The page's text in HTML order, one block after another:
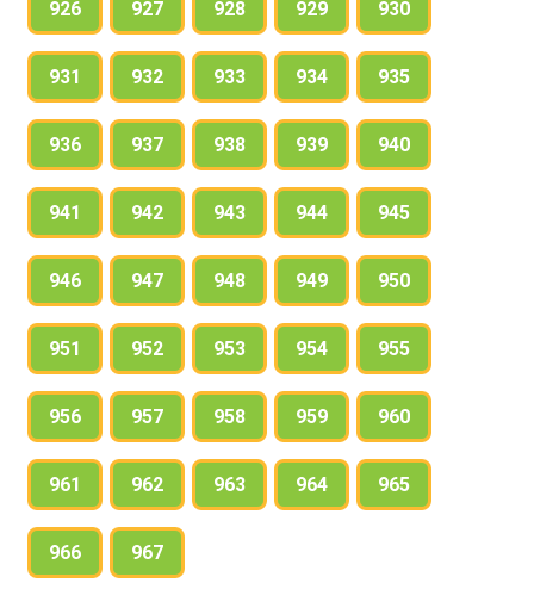
926 927 928 929 930
931 932 933 934 935
936 937 938 939 940
941 942 943 944 945
946 947 948 949 950
951 952 953 954 955
956 957 958 959 960
961 962 963 964 965
966 967